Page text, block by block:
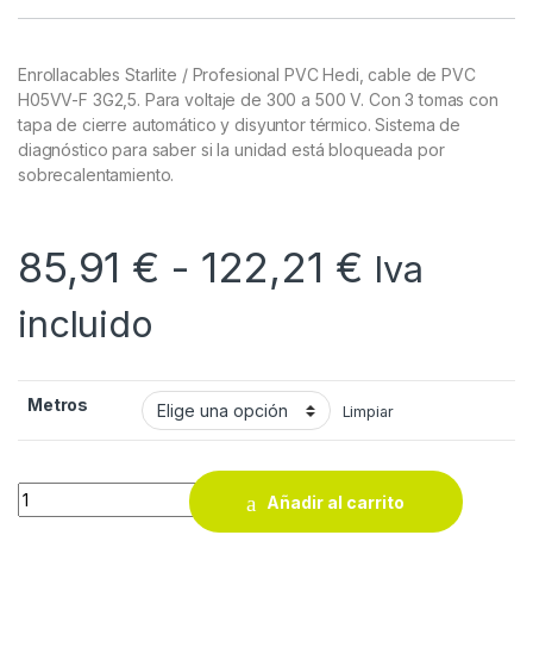
Enrollacables Starlite / Profesional PVC Hedi, cable de PVC
H05VV-F 3G2,5. Para voltaje de 300 a 500 V. Con 3 tomas con
tapa de cierre automático y disyuntor térmico. Sistema de
diagnóstico para saber si la unidad está bloqueada por
sobrecalentamiento.
85,91 € - 122,21 € Rango
Iva
incluido
Metros Limpiar
Enrollacables Starlite / Profesional PVC Hedi quantity
Añadir al carrito